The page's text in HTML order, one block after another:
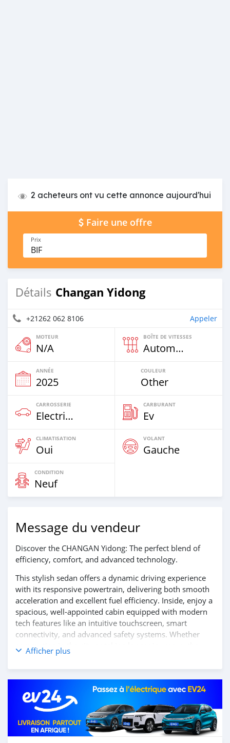
2 acheteurs ont vu cette annonce aujourd'hui
Faire une offre
Prix
BIF
Détails Changan Yidong
+21262 062 8106 Appeler
MOTEUR
N/A
BOÎTE DE VITESSES
Automatique
ANNÉE
2025
COULEUR
Other
CARROSSERIE
Electric EV
CARBURANT
Ev
CLIMATISATION
Oui
VOLANT
Gauche
CONDITION
Neuf
Message du vendeur
Discover the CHANGAN Yidong: The perfect blend of
efficiency, comfort, and advanced technology.
This stylish sedan offers a dynamic driving experience
with its responsive powertrain, delivering both smooth
acceleration and excellent fuel efficiency. Inside, enjoy a
spacious, well-appointed cabin equipped with modern
tech features like an intuitive touchscreen, smart
connectivity, and advanced safety systems. Whether
commuting in the city or taking longer journeys, the
CHANGAN Yidong ensures a comfortable and reliable
ride every time.
Contact us today to learn more and schedule your test
drive!
Afficher plus